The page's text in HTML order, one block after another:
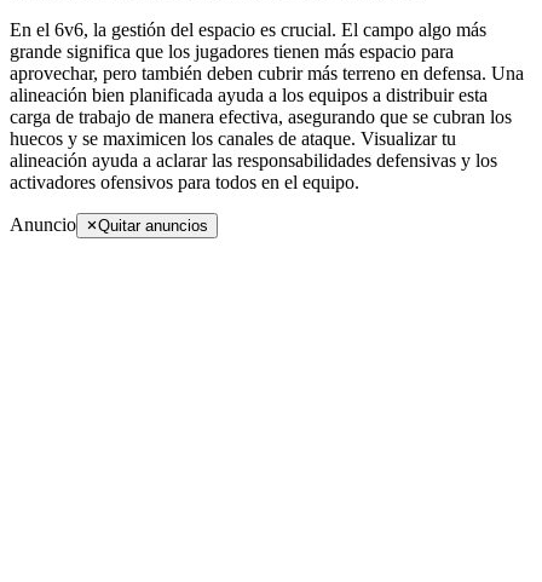
En el 6v6, la gestión del espacio es crucial. El campo algo más
grande significa que los jugadores tienen más espacio para
aprovechar, pero también deben cubrir más terreno en defensa. Una
alineación bien planificada ayuda a los equipos a distribuir esta
carga de trabajo de manera efectiva, asegurando que se cubran los
huecos y se maximicen los canales de ataque. Visualizar tu
alineación ayuda a aclarar las responsabilidades defensivas y los
activadores ofensivos para todos en el equipo.
Anuncio Quitar anuncios